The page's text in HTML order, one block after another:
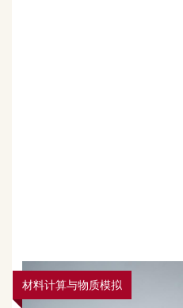
材料计算与物质模拟